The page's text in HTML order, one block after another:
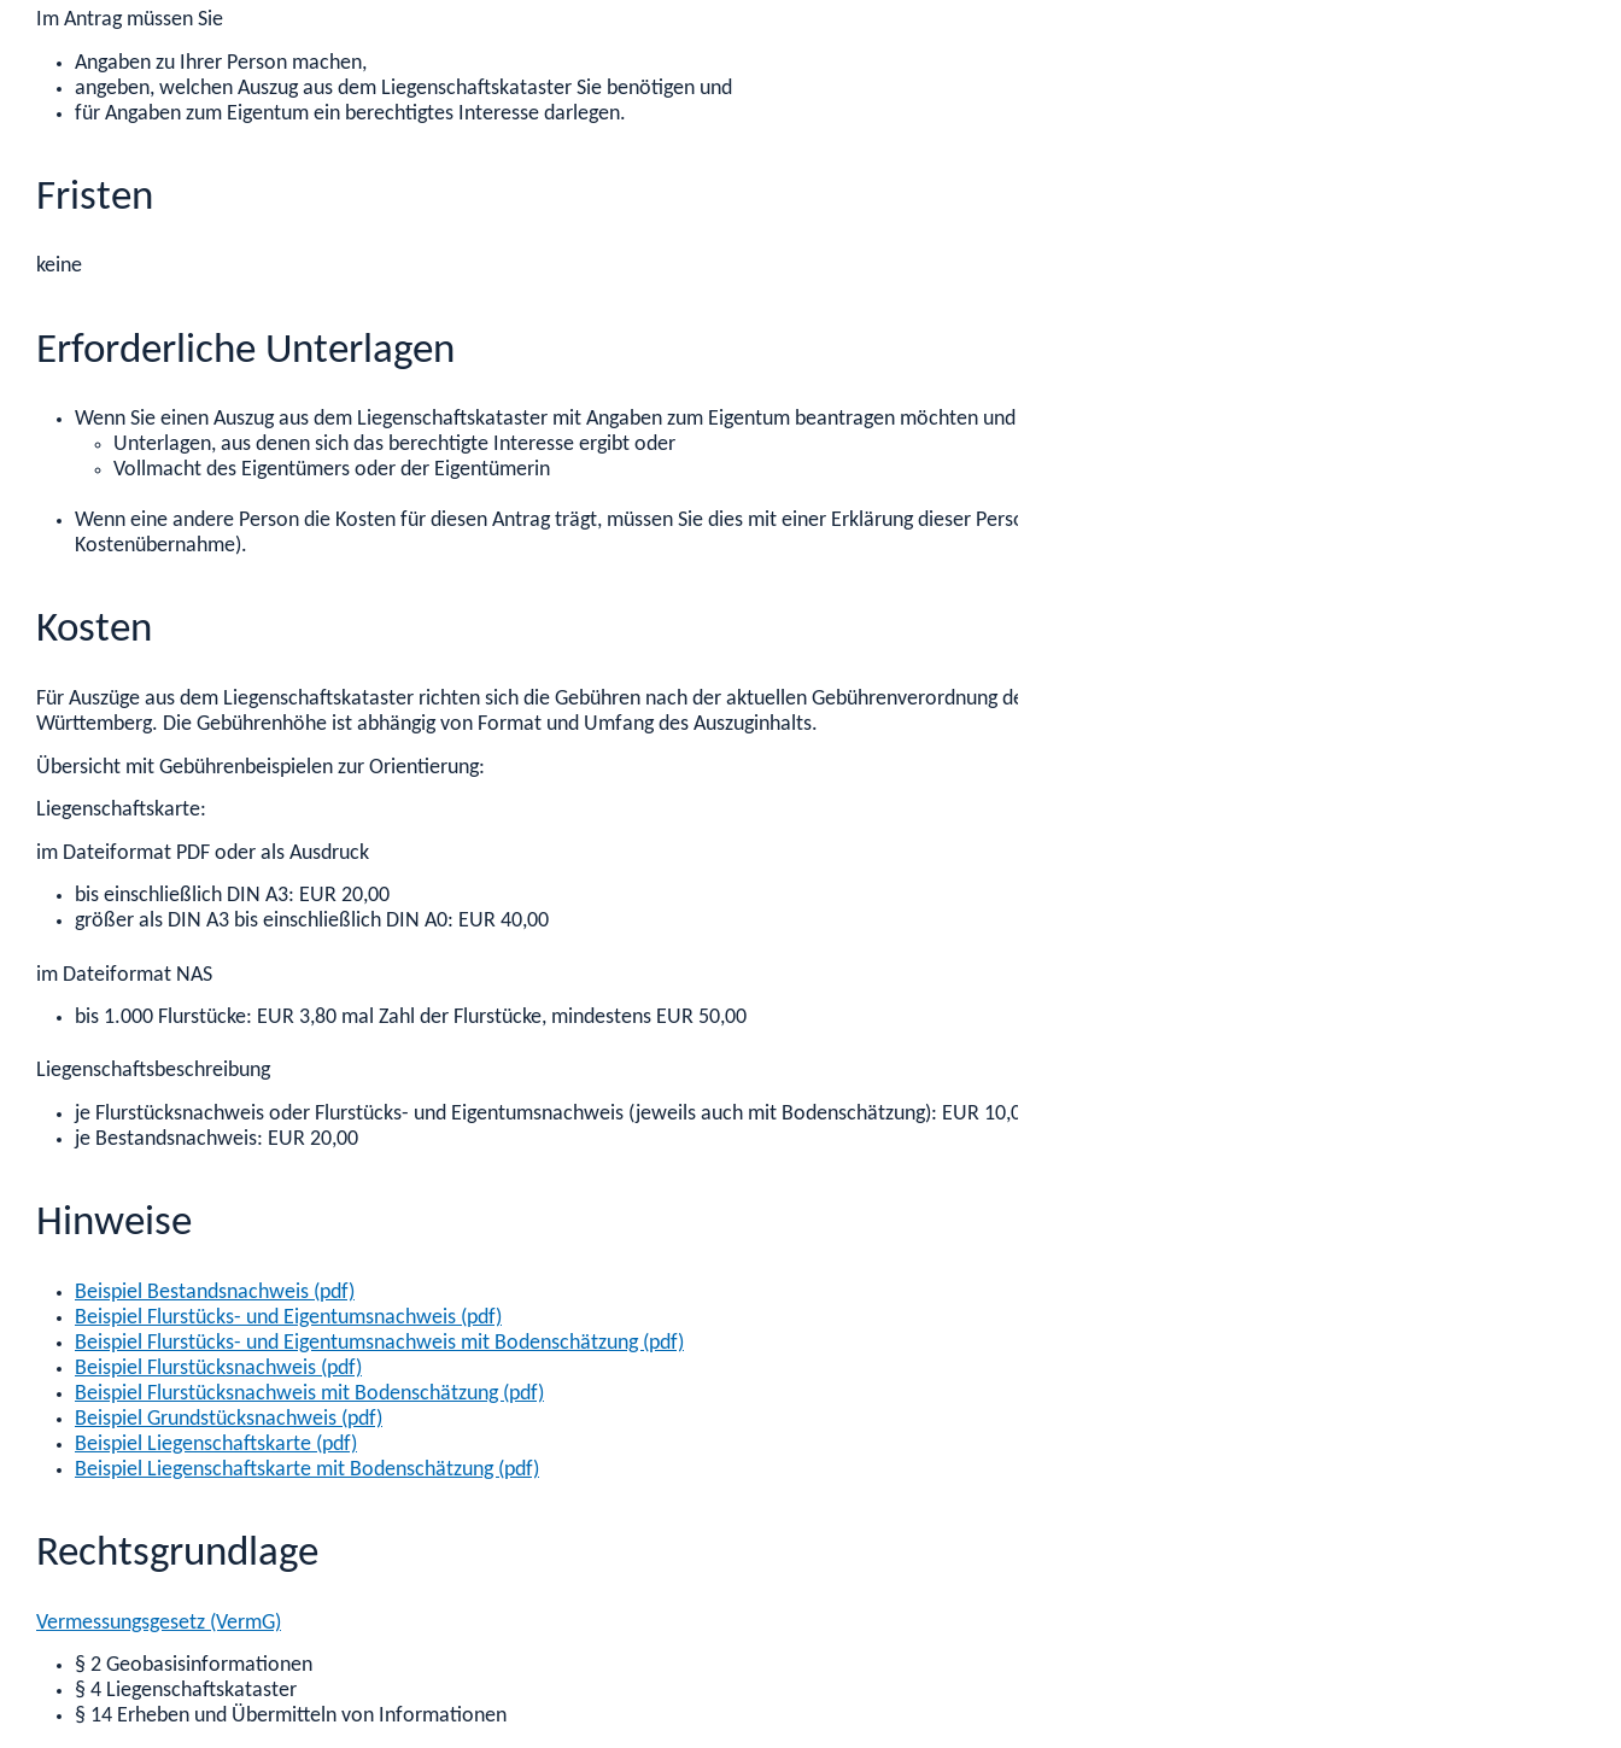
Im Antrag müssen Sie
Angaben zu Ihrer Person machen,
angeben, welchen Auszug aus dem Liegenschaftskataster Sie benötigen und
für Angaben zum Eigentum ein berechtigtes Interesse darlegen.
Fristen
keine
Erforderliche Unterlagen
Wenn Sie einen Auszug aus dem Liegenschaftskataster mit Angaben zum Eigentum beantragen möchten und das Flurstück nicht Ihr Eigentum ist:
Unterlagen, aus denen sich das berechtigte Interesse ergibt oder
Vollmacht des Eigentümers oder der Eigentümerin
Wenn eine andere Person die Kosten für diesen Antrag trägt, müssen Sie dies mit einer Erklärung dieser Person nachweisen und ihre Adresse mitteilen (Erklärung für die
Kostenübernahme).
Kosten
Für Auszüge aus dem Liegenschaftskataster richten sich die Gebühren nach der aktuellen Gebührenverordnung des Ministeriums für Landesentwicklung und Wohnen Baden-
Württemberg. Die Gebührenhöhe ist abhängig von Format und Umfang des Auszuginhalts.
Übersicht mit Gebührenbeispielen zur Orientierung:
Liegenschaftskarte:
im Dateiformat PDF oder als Ausdruck
bis einschließlich DIN A3: EUR 20,00
größer als DIN A3 bis einschließlich DIN A0: EUR 40,00
im Dateiformat NAS
bis 1.000 Flurstücke: EUR 3,80 mal Zahl der Flurstücke, mindestens EUR 50,00
Liegenschaftsbeschreibung
je Flurstücksnachweis oder Flurstücks- und Eigentumsnachweis (jeweils auch mit Bodenschätzung): EUR 10,00
je Bestandsnachweis: EUR 20,00
Hinweise
Beispiel Bestandsnachweis (pdf)
Beispiel Flurstücks- und Eigentumsnachweis (pdf)
Beispiel Flurstücks- und Eigentumsnachweis mit Bodenschätzung (pdf)
Beispiel Flurstücksnachweis (pdf)
Beispiel Flurstücksnachweis mit Bodenschätzung (pdf)
Beispiel Grundstücksnachweis (pdf)
Beispiel Liegenschaftskarte (pdf)
Beispiel Liegenschaftskarte mit Bodenschätzung (pdf)
Rechtsgrundlage
Vermessungsgesetz (VermG)
§ 2 Geobasisinformationen
§ 4 Liegenschaftskataster
§ 14 Erheben und Übermitteln von Informationen